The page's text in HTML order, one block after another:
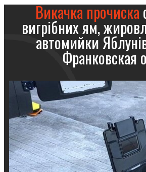
Викачка прочиска
вигрібних ям,
автомийки
Франковская